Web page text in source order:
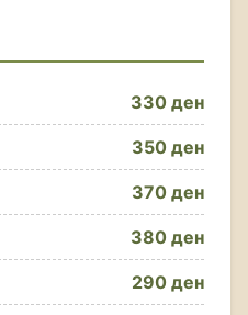
330 ден
350 ден
370 ден
380 ден
290 ден